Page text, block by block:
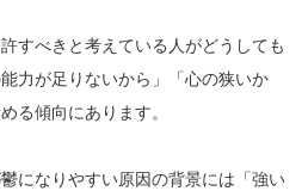
すべきと考えている人がどうしても
力が足りないから」「心の狭いか
る傾向にあります。
になりやすい原因の背景には「強い